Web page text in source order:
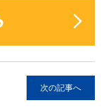
次の記事へ